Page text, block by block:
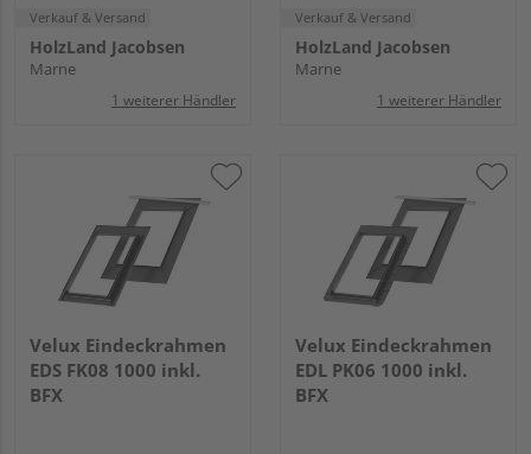
Verkauf & Versand
HolzLand Jacobsen
Marne
1 weiterer Händler
Verkauf & Versand
HolzLand Jacobsen
Marne
1 weiterer Händler
Velux Eindeckrahmen
EDS FK08 1000 inkl.
BFX
Velux Eindeckrahmen
EDL PK06 1000 inkl.
BFX